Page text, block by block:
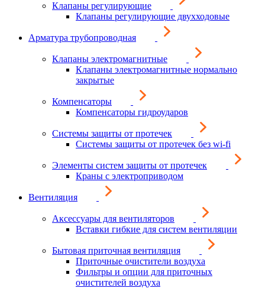
Клапаны регулирующие
Клапаны регулирующие двухходовые
Арматура трубопроводная
Клапаны электромагнитные
Клапаны электромагнитные нормально
закрытые
Компенсаторы
Компенсаторы гидроударов
Системы защиты от протечек
Системы защиты от протечек без wi-fi
Элементы систем защиты от протечек
Краны с электроприводом
Вентиляция
Аксессуары для вентиляторов
Вставки гибкие для систем вентиляции
Бытовая приточная вентиляция
Приточные очистители воздуха
Фильтры и опции для приточных
очистителей воздуха